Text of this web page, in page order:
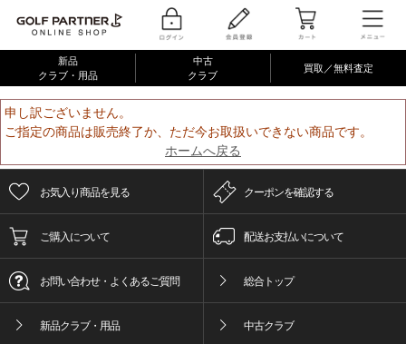
新品
クラブ・用品
中古
クラブ
買取／無料査定
申し訳ございません。
ご指定の商品は販売終了か、ただ今お取扱いできない商品です。
ホームへ戻る
お気入り商品を見る クーポンを確認する
ご購入について 配送お支払いについて
お問い合わせ・よくあるご質問 総合トップ
新品クラブ・用品 中古クラブ